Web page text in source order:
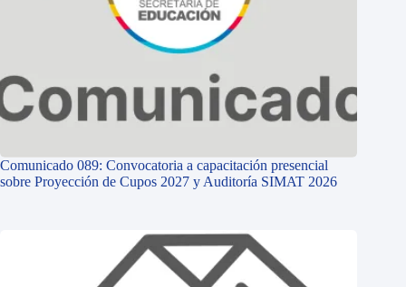
Comunicado 089: Convocatoria a capacitación presencial
sobre Proyección de Cupos 2027 y Auditoría SIMAT 2026